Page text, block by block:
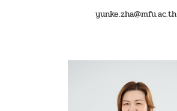
yunke.zha@mfu.ac.th